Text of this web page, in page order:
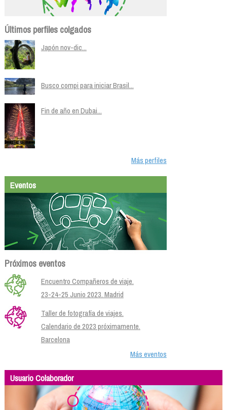
Últimos perfiles colgados
Japón nov-dic...
Busco compi para iniciar Brasil...
Fin de año en Dubai...
Más perfiles
Eventos
Próximos eventos
Encuentro Compañeros de viaje.
23-24-25 Junio 2023. Madrid
Taller de fotografía de viajes.
Calendario de 2023 próximamente.
Barcelona
Más eventos
Usuario Colaborador